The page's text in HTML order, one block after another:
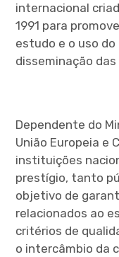
internacional
1991 para
estudo e o uso
disseminação
Dependente do
União Europeia e
instituições
prestígio, tanto
objetivo de
relacionados ao
critérios de
o intercâmbio da